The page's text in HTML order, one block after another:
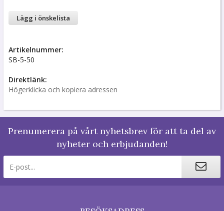
Lägg i önskelista
Artikelnummer:
SB-5-50
Direktlänk:
Högerklicka och kopiera adressen
Prenumerera på vårt nyhetsbrev för att ta del av
nyheter och erbjudanden!